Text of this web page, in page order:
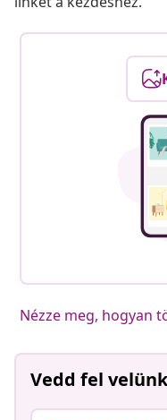
Nézze meg, hogyan
Vedd fel